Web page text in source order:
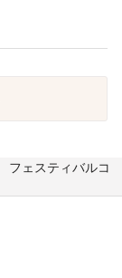
フェスティバルコ